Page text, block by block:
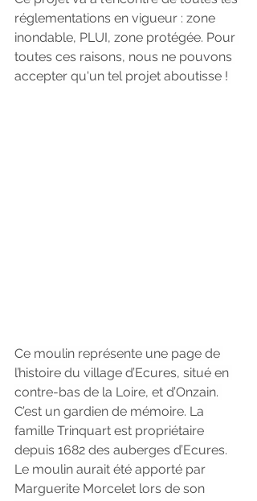
réglementations en vigueur : zone
inondable, PLUI, zone protégée. Pour
toutes ces raisons, nous ne pouvons
accepter qu'un tel projet aboutisse !
Ce moulin représente une page de
l’histoire du village d’Ecures, situé en
contre-bas de la Loire, et d’Onzain.
C’est un gardien de mémoire. La
famille Trinquart est propriétaire
depuis 1682 des auberges d’Ecures.
Le moulin aurait été apporté par
Marguerite Morcelet lors de son